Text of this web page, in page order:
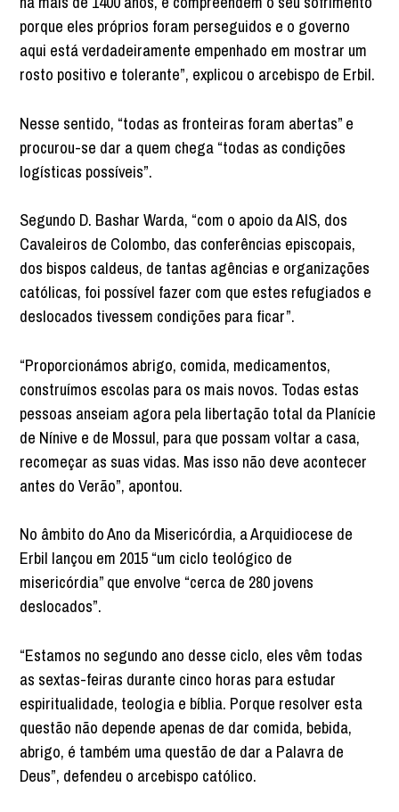
porque eles próprios foram perseguidos e o governo
aqui está verdadeiramente empenhado em mostrar um
rosto positivo e tolerante”, explicou o arcebispo de Erbil.
Nesse sentido, “todas as fronteiras foram abertas” e
procurou-se dar a quem chega “todas as condições
logísticas possíveis”.
Segundo D. Bashar Warda, “com o apoio da AIS, dos
Cavaleiros de Colombo, das conferências episcopais,
dos bispos caldeus, de tantas agências e organizações
católicas, foi possível fazer com que estes refugiados e
deslocados tivessem condições para ficar”.
“Proporcionámos abrigo, comida, medicamentos,
construímos escolas para os mais novos. Todas estas
pessoas anseiam agora pela libertação total da Planície
de Nínive e de Mossul, para que possam voltar a casa,
recomeçar as suas vidas. Mas isso não deve acontecer
antes do Verão”, apontou.
No âmbito do Ano da Misericórdia, a Arquidiocese de
Erbil lançou em 2015 “um ciclo teológico de
misericórdia” que envolve “cerca de 280 jovens
deslocados”.
“Estamos no segundo ano desse ciclo, eles vêm todas
as sextas-feiras durante cinco horas para estudar
espiritualidade, teologia e bíblia. Porque resolver esta
questão não depende apenas de dar comida, bebida,
abrigo, é também uma questão de dar a Palavra de
Deus”, defendeu o arcebispo católico.